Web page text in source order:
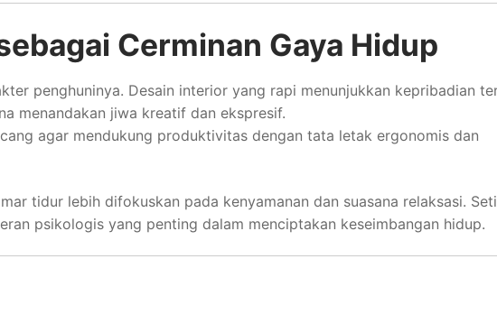
Cerminan Gaya Hidup
penghuninya. Desain interior yang rapi menunjukkan kepribadian
menandakan jiwa kreatif dan ekspresif.
agar mendukung produktivitas dengan tata letak ergonomis dan
tidur lebih difokuskan pada kenyamanan dan suasana relaksasi.
psikologis yang penting dalam menciptakan keseimbangan hidup.